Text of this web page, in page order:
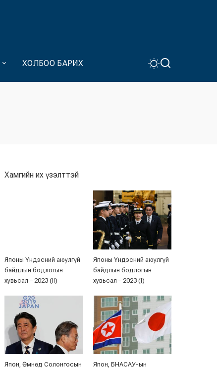
ХОЛБОО БАРИХ
Хамгийн их үзэлттэй
Японы Үндэсний аюулгүй
байдлын бодлогын
хувьсал – 2023 (II)
Японы Үндэсний аюулгүй
байдлын бодлогын
хувьсал – 2023 (I)
Япон, Өмнөд Солонгосын
Япон, БНАСАУ-ын